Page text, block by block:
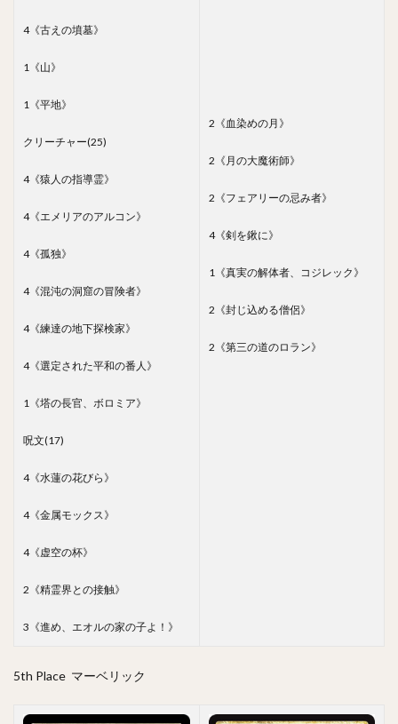
4《古えの墳墓》
1《山》
1《平地》
クリーチャー(25)
4《猿人の指導霊》
4《エメリアのアルコン》
4《孤独》
4《混沌の洞窟の冒険者》
4《練達の地下探検家》
4《選定された平和の番人》
1《塔の長官、ボロミア》
呪文(17)
4《水蓮の花びら》
4《金属モックス》
4《虚空の杯》
2《精霊界との接触》
3《進め、エオルの家の子よ！》
2《血染めの月》
2《月の大魔術師》
2《フェアリーの忌み者》
4《剣を鍬に》
1《真実の解体者、コジレック》
2《封じ込める僧侶》
2《第三の道のロラン》
5th Place マーベリック